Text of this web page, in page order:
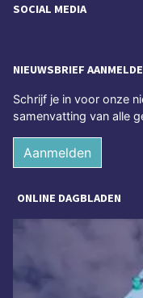
SOCIAL MEDIA
NIEUWSBRIEF
Schrijf je in voor onze
samenvatting van alle
Aanmelden
ONLINE DAGBLADEN